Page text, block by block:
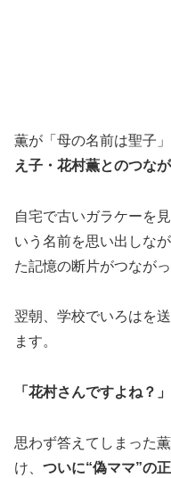
薫が「母の名前は聖子
え子・花村薫とのつな
自宅で古いガラケーを
いう名前を思い出しな
た記憶の断片がつながっ
翌朝、学校でいろはを
ます。
「花村さんですよね？」
思わず答えてしまった
け、 ついに“偽ママ”の